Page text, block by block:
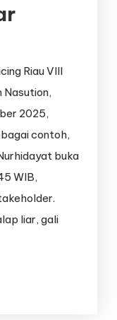
Riau VIII
Nasution,
2025,
contoh,
buka
WIB,
liar, gali